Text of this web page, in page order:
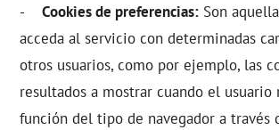
- Cookies de preferencias: Son
acceda al servicio con determinadas
otros usuarios, como por ejemplo, las
resultados a mostrar cuando el
función del tipo de navegador a